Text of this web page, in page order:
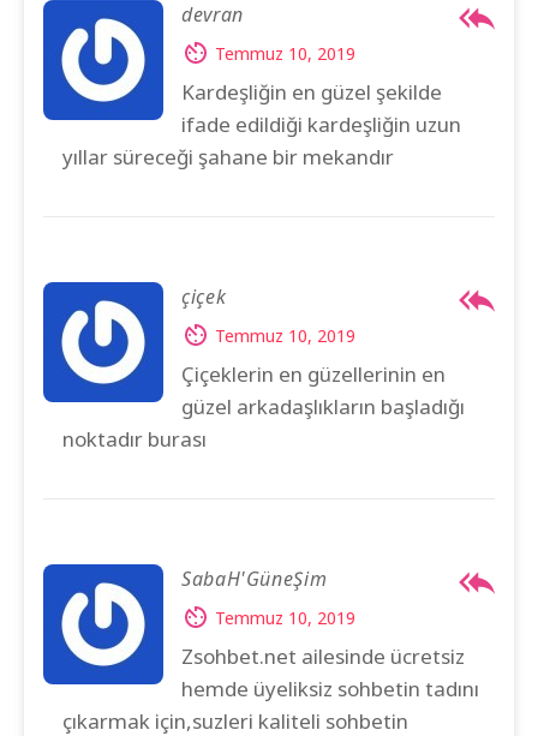
devran
Temmuz 10, 2019
Kardeşliğin en güzel şekilde
ifade edildiği kardeşliğin uzun
yıllar süreceği şahane bir mekandır
çiçek
Temmuz 10, 2019
Çiçeklerin en güzellerinin en
güzel arkadaşlıkların başladığı
noktadır burası
SabaH'GüneŞim
Temmuz 10, 2019
Zsohbet.net ailesinde ücretsiz
hemde üyeliksiz sohbetin tadını
çıkarmak için,suzleri kaliteli sohbetin